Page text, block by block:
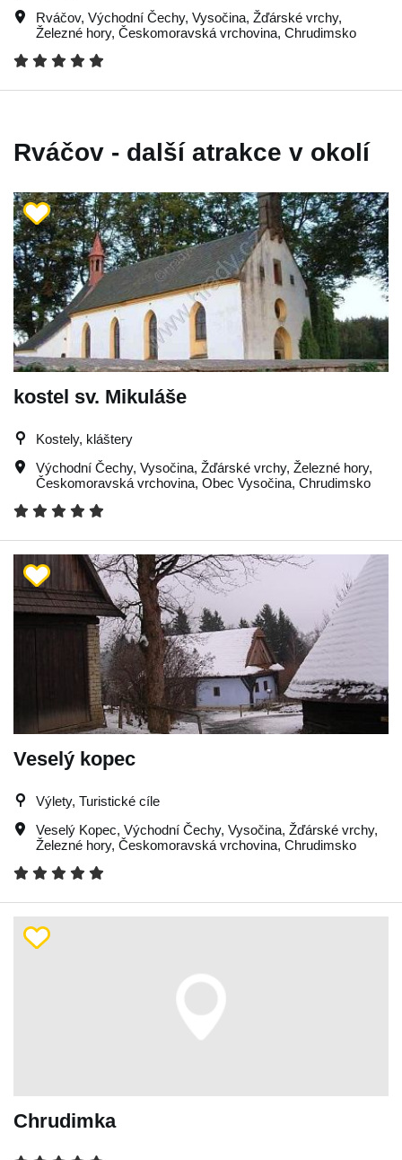
Rváčov, Východní Čechy, Vysočina, Žďárské vrchy,
Železné hory, Českomoravská vrchovina, Chrudimsko
Rváčov - další atrakce v okolí
kostel sv. Mikuláše
Kostely, kláštery
Východní Čechy, Vysočina, Žďárské vrchy, Železné hory,
Českomoravská vrchovina, Obec Vysočina, Chrudimsko
Veselý kopec
Výlety, Turistické cíle
Veselý Kopec, Východní Čechy, Vysočina, Žďárské vrchy,
Železné hory, Českomoravská vrchovina, Chrudimsko
Chrudimka